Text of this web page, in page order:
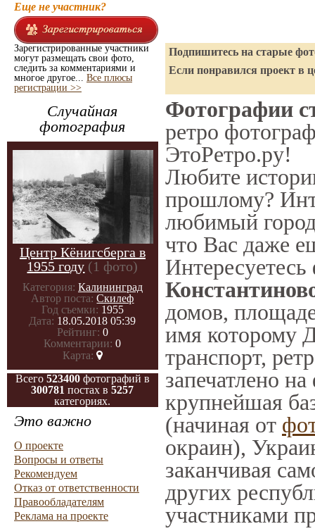
Еще не участник?
Зарегистрированные участники
могут размещать свои фото,
следить за комментариями и
многое другое... Все плюсы
регистрации >>
Случайная
фотография
Центр Кёнигсберга в
1955 году (1 фото)
Категория: Калининград
Автор поста: Скилеф
Год съемки: 1955
Дата: 18.05.2018 05:39
Рейтинг: 0
Комментарии: 0
Карта:
Всего 523400 фотографий в
300781 постах в5257
категориях.
Это важно
О проекте
Вопросы и ответы
Рекомендуем
Отказ от ответственности
Правообладателям
Реклама на проекте
Подпишитесь на старые
Если понравился проект в
Фотографии
ретро
ЭтоРетро.ру!
Любите
прошлому?
любимый
что Вас даже
Интересуетесь
домов,
имя которому
транспорт,
запечатлено
крупнейшая
(начиная от
окраин),
заканчивая
других
участниками